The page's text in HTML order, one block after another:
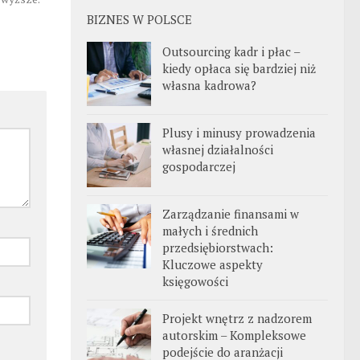
BIZNES W POLSCE
Outsourcing kadr i płac –
kiedy opłaca się bardziej niż
własna kadrowa?
Plusy i minusy prowadzenia
własnej działalności
gospodarczej
Zarządzanie finansami w
małych i średnich
przedsiębiorstwach:
Kluczowe aspekty
księgowości
Projekt wnętrz z nadzorem
autorskim – Kompleksowe
podejście do aranżacji